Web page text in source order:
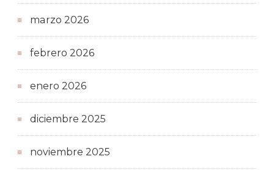
marzo 2026
febrero 2026
enero 2026
diciembre 2025
noviembre 2025